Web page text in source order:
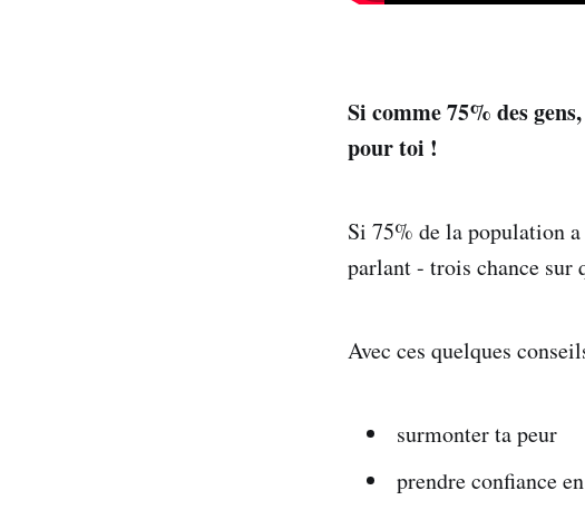
Si comme 75% des
pour toi !
Si 75% de la population
parlant - trois chance sur
Avec ces quelques
surmonter ta peur
prendre confiance